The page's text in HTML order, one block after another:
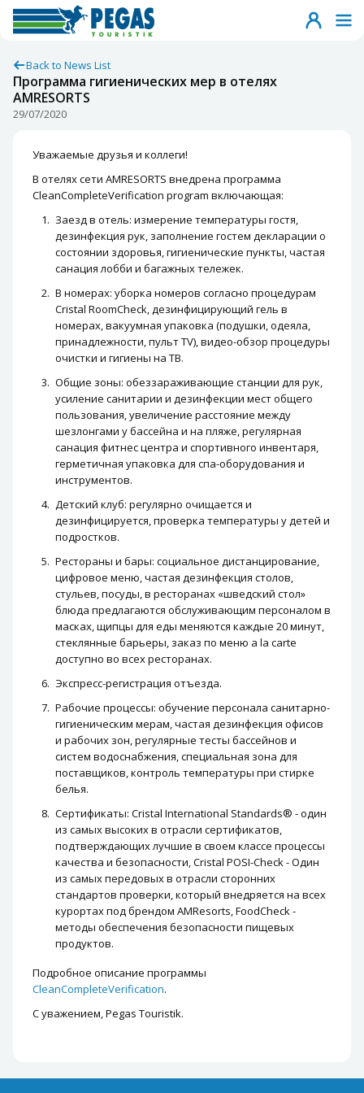
Back to News List
Программа гигиенических мер в отелях
AMRESORTS
29/07/2020
Уважаемые друзья и коллеги!
В отелях сети AMRESORTS внедрена программа
CleanCompleteVerification program включающая:
Заезд в отель: измерение температуры гостя,
дезинфекция рук, заполнение гостем декларации о
состоянии здоровья, гигиенические пункты, частая
санация лобби и багажных тележек.
В номерах: уборка номеров согласно процедурам
Cristal RoomCheck, дезинфицирующий гель в
номерах, вакуумная упаковка (подушки, одеяла,
принадлежности, пульт TV), видео-обзор процедуры
очистки и гигиены на ТВ.
Общие зоны: обеззараживающие станции для рук,
усиление санитарии и дезинфекции мест общего
пользования, увеличение расстояние между
шезлонгами у бассейна и на пляже, регулярная
санация фитнес центра и спортивного инвентаря,
герметичная упаковка для спа-оборудования и
инструментов.
Детский клуб: регулярно очищается и
дезинфицируется, проверка температуры у детей и
подростков.
Рестораны и бары: социальное дистанцирование,
цифровое меню, частая дезинфекция столов,
стульев, посуды, в ресторанах «шведский стол»
блюда предлагаются обслуживающим персоналом в
масках, щипцы для еды меняются каждые 20 минут,
стеклянные барьеры, заказ по меню a la carte
доступно во всех ресторанах.
Экспресс-регистрация отъезда.
Рабочие процессы: обучение персонала санитарно-
гигиеническим мерам, частая дезинфекция офисов
и рабочих зон, регулярные тесты бассейнов и
систем водоснабжения, специальная зона для
поставщиков, контроль температуры при стирке
белья.
Сертификаты: Cristal International Standards® - один
из самых высоких в отрасли сертификатов,
подтверждающих лучшие в своем классе процессы
качества и безопасности, Cristal POSI-Check - Один
из самых передовых в отрасли сторонних
стандартов проверки, который внедряется на всех
курортах под брендом AMResorts, FoodCheck -
методы обеспечения безопасности пищевых
продуктов.
Подробное описание программы
CleanCompleteVerification.
С уважением, Pegas Touristik.